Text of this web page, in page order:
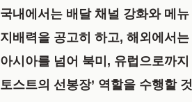
국내에서는 배달 채널 강화와 메
지배력을 공고히 하고, 해외에서
아시아를 넘어 북미, 유럽으로까
토스트의 선봉장’ 역할을 수행할